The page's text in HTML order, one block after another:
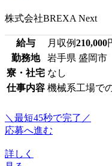
株式会社BREXA Next
給与 月収例210,000
勤務地
岩手県 盛岡市
寮・社宅 なし
仕事内容 機械系工場で
＼最短45秒で完了／
応募へ進む
詳しく